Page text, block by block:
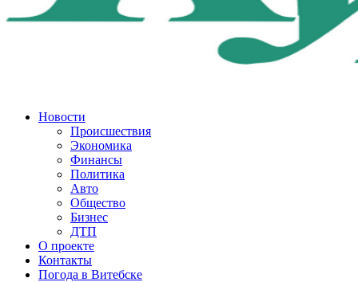
Новости
Происшествия
Экономика
Финансы
Политика
Авто
Общество
Бизнес
ДТП
О проекте
Контакты
Погода в Витебске